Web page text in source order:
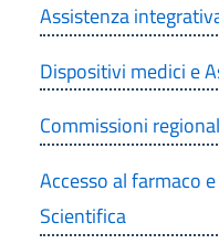
Assistenza
Dispositivi medici e
Commissioni
Accesso al farmaco
Scientifica